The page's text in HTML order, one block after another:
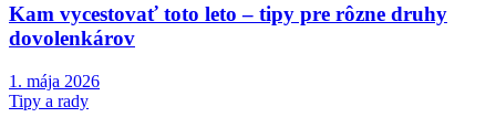
Kam vycestovať toto leto – tipy pre rôzne druhy
dovolenkárov
1. mája 2026
Tipy a rady